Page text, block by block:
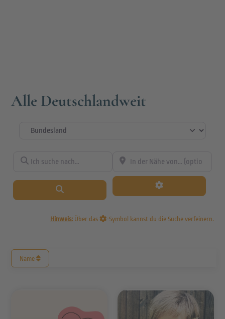
Alle Deutschlandweit
Bundesland
Ich suche nach… In der Nähe von… (optional)
Hinweis:Über das -Symbol kannst du die Suche verfeinern.
Name